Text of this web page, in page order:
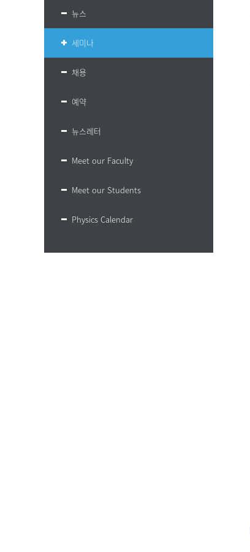
뉴스
세미나
채용
예약
뉴스레터
Meet our Faculty
Meet our Students
Physics Calendar